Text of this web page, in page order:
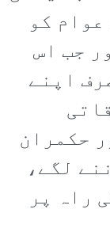
کو
جب اس
اپنے
حکمران
لگے،
راہ پر